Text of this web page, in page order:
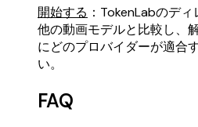
開始する ：TokenLabのデ
他の動画モデルと比較し、
にどのプロバイダーが適合
い。
FAQ